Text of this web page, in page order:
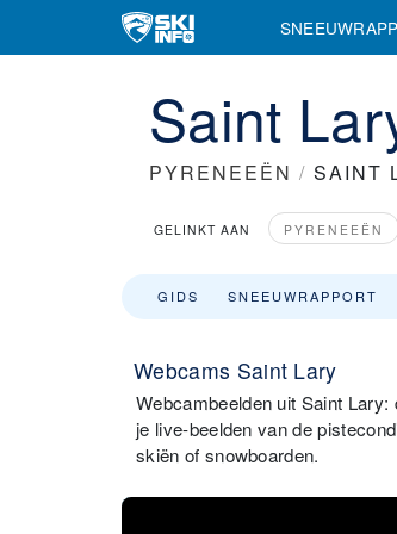
Saint
PYRENEEËN / SAINT
GELINKT AAN PYRENEEËN
GIDS SNEEUWRAPPORT
Webcams Saint Lary
Webcambeelden uit Saint
je live-beelden van de
skiën of snowboarden.